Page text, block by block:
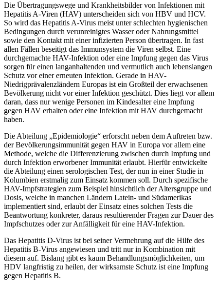
Die Übertragungswege und Krankheitsbilder von Infektionen mit
Hepatitis A-Viren (HAV) unterscheiden sich von HBV und HCV.
So wird das Hepatitis A-Virus meist unter schlechten hygienischen
Bedingungen durch verunreinigtes Wasser oder Nahrungsmittel
sowie den Kontakt mit einer infizierten Person übertragen. In fast
allen Fällen beseitigt das Immunsystem die Viren selbst. Eine
durchgemachte HAV-Infektion oder eine Impfung gegen das Virus
sorgen für einen langanhaltenden und vermutlich auch lebenslangen
Schutz vor einer erneuten Infektion. Gerade in HAV-
Niedrigprävalenzländern Europas ist ein Großteil der erwachsenen
Bevölkerung nicht vor einer Infektion geschützt. Dies liegt vor allem
daran, dass nur wenige Personen im Kindesalter eine Impfung
gegen HAV erhalten oder eine Infektion mit HAV durchgemacht
haben.
Die Abteilung „Epidemiologie“ erforscht neben dem Auftreten bzw.
der Bevölkerungsimmunität gegen HAV in Europa vor allem eine
Methode, welche die Differenzierung zwischen durch Impfung und
durch Infektion erworbener Immunität erlaubt. Hierfür entwickelte
die Abteilung einen serologischen Test, der nun in einer Studie in
Kolumbien erstmalig zum Einsatz kommen soll. Durch spezifische
HAV-Impfstrategien zum Beispiel hinsichtlich der Altersgruppe und
Dosis, welche in manchen Ländern Latein- und Südamerikas
implementiert sind, erlaubt der Einsatz eines solchen Tests die
Beantwortung konkreter, daraus resultierender Fragen zur Dauer des
Impfschutzes oder zur Anfälligkeit für eine HAV-Infektion.
Das Hepatitis D-Virus ist bei seiner Vermehrung auf die Hilfe des
Hepatitis B-Virus angewiesen und tritt nur in Kombination mit
diesem auf. Bislang gibt es kaum Behandlungsmöglichkeiten, um
HDV langfristig zu heilen, der wirksamste Schutz ist eine Impfung
gegen Hepatitis B.